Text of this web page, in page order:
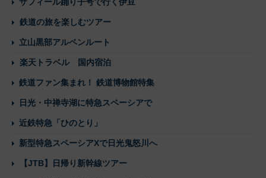
鉄道の旅を楽しむツアー
立山黒部アルペンルート
楽天トラベル 国内宿泊
鉄道ファン集まれ！ 鉄道博物館特集
日光・中禅寺湖に特急スペーシアで
近鉄特急「ひのとり」
新型特急スペーシアXで日光鬼怒川へ
【JTB】日帰り新幹線ツアー